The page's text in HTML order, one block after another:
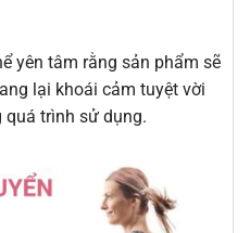
yên tâm rằng sản phẩm sẽ
lại khoái cảm tuyệt vời
quá trình sử dụng.